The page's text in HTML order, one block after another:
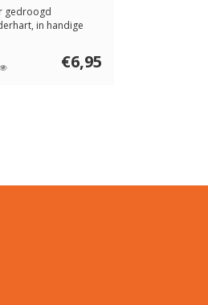
gedroogd
in handige
€6,95